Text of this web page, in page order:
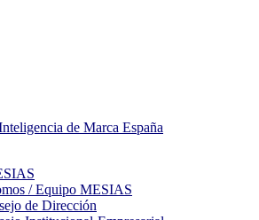
/ Equipo MESIAS
de Dirección